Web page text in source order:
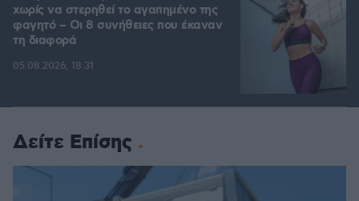
χωρίς να στερηθεί το αγαπημένο της
φαγητό – Οι 8 συνήθειες που έκαναν
τη διαφορά
05.08.2026, 18:31
Δείτε Επίσης